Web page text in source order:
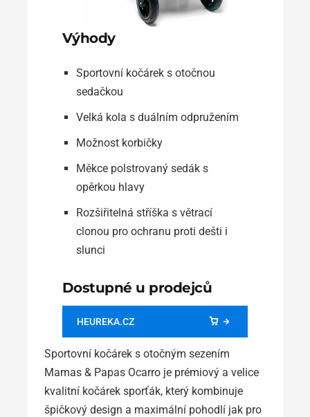
Výhody
Sportovní kočárek s otočnou
sedačkou
Velká kola s duálním odpružením
Možnost korbičky
Měkce polstrovaný sedák s
opěrkou hlavy
Rozšiřitelná stříška s větrací
clonou pro ochranu proti dešti i
slunci
Dostupné u prodejců
HEUREKA.CZ
Sportovní kočárek s otočným sezením
Mamas & Papas Ocarro je prémiový a velice
kvalitní kočárek sporťák, který kombinuje
špičkový design a maximální pohodlí jak pro